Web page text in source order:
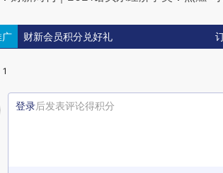
广 财新会员积分兑好礼
1
登录后发表评论得积分